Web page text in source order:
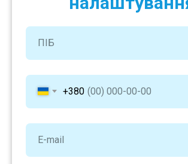
+380